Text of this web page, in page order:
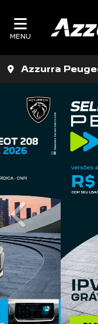
MENU
Azzurra